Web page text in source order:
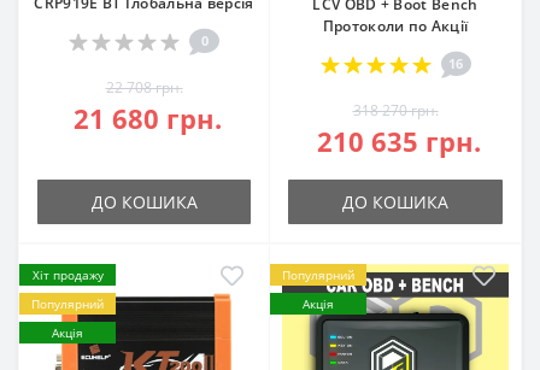
0
22 708 грн.
21 680 грн.
ДО КОШИКА
Протоколи по Акції
16
318 270 грн.
210 635 грн.
ДО КОШИКА
Хіт продажу
Популярний
Акція
Популярний
Акція